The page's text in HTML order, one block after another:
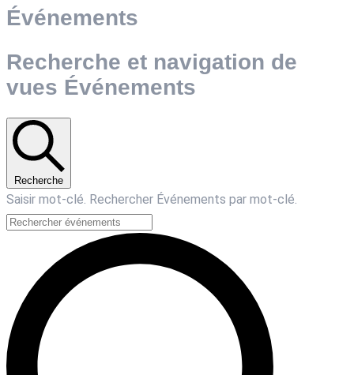
Événements
Recherche et navigation de
vues Événements
Recherche
Saisir mot-clé. Rechercher Événements par mot-clé.